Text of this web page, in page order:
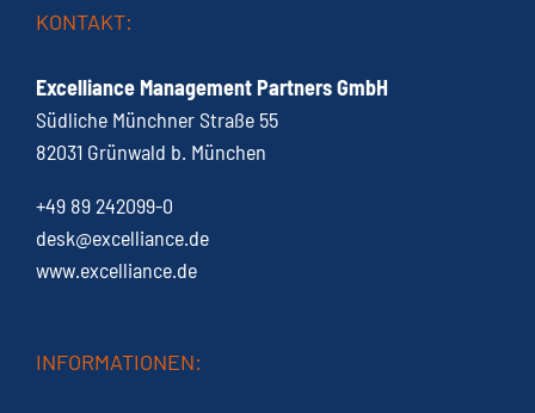
KONTAKT:
Excelliance Management Partners GmbH
Südliche Münchner Straße 55
82031 Grünwald b. München
+49 89 242099-0
desk@excelliance.de
www.excelliance.de
INFORMATIONEN: